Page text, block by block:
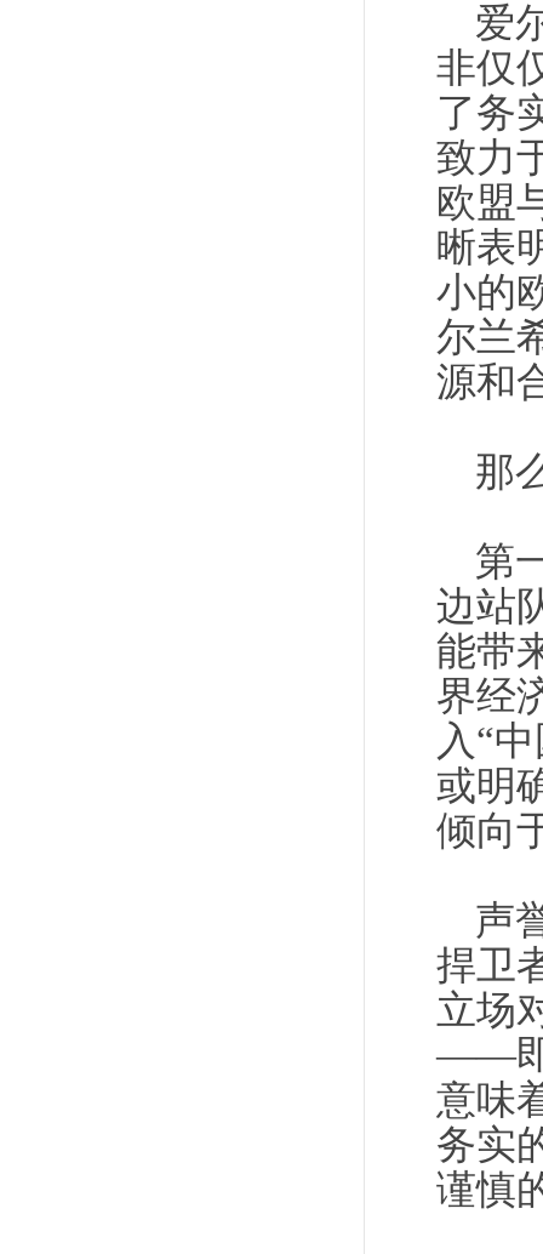
爱
非仅
了务
致力
欧盟
晰表
小的
尔兰
源和
那
第
边站
能带
界经
入“
或明
倾向
声
捍卫
立场
——即
意味
务实
谨慎